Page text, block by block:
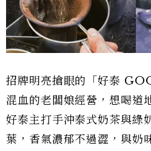
招牌明亮搶眼的「好泰
混血的老闆娘經營，想喝道
好泰主打手沖泰式奶茶與綠
葉，香氣濃郁不過澀，與奶